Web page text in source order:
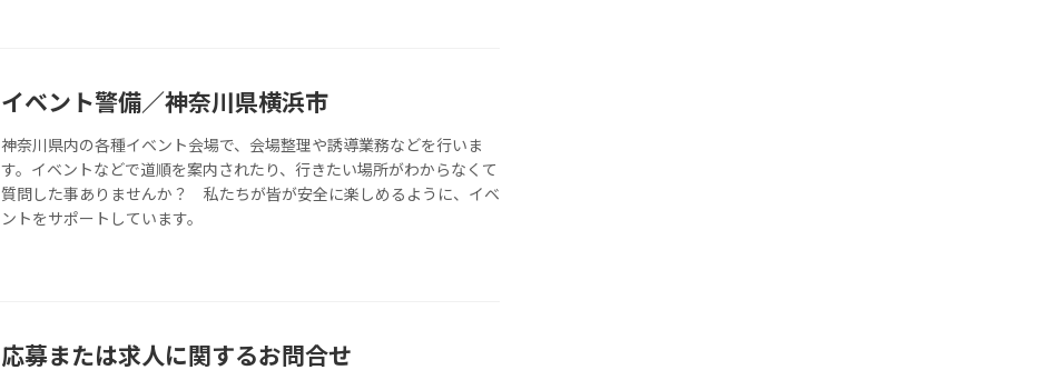
イベント警備／神奈川県横浜市
神奈川県内の各種イベント会場で、会場整理や誘導業務などを行いま
す。イベントなどで道順を案内されたり、行きたい場所がわからなくて
質問した事ありませんか？ 私たちが皆が安全に楽しめるように、イベ
ントをサポートしています。
応募または求人に関するお問合せ